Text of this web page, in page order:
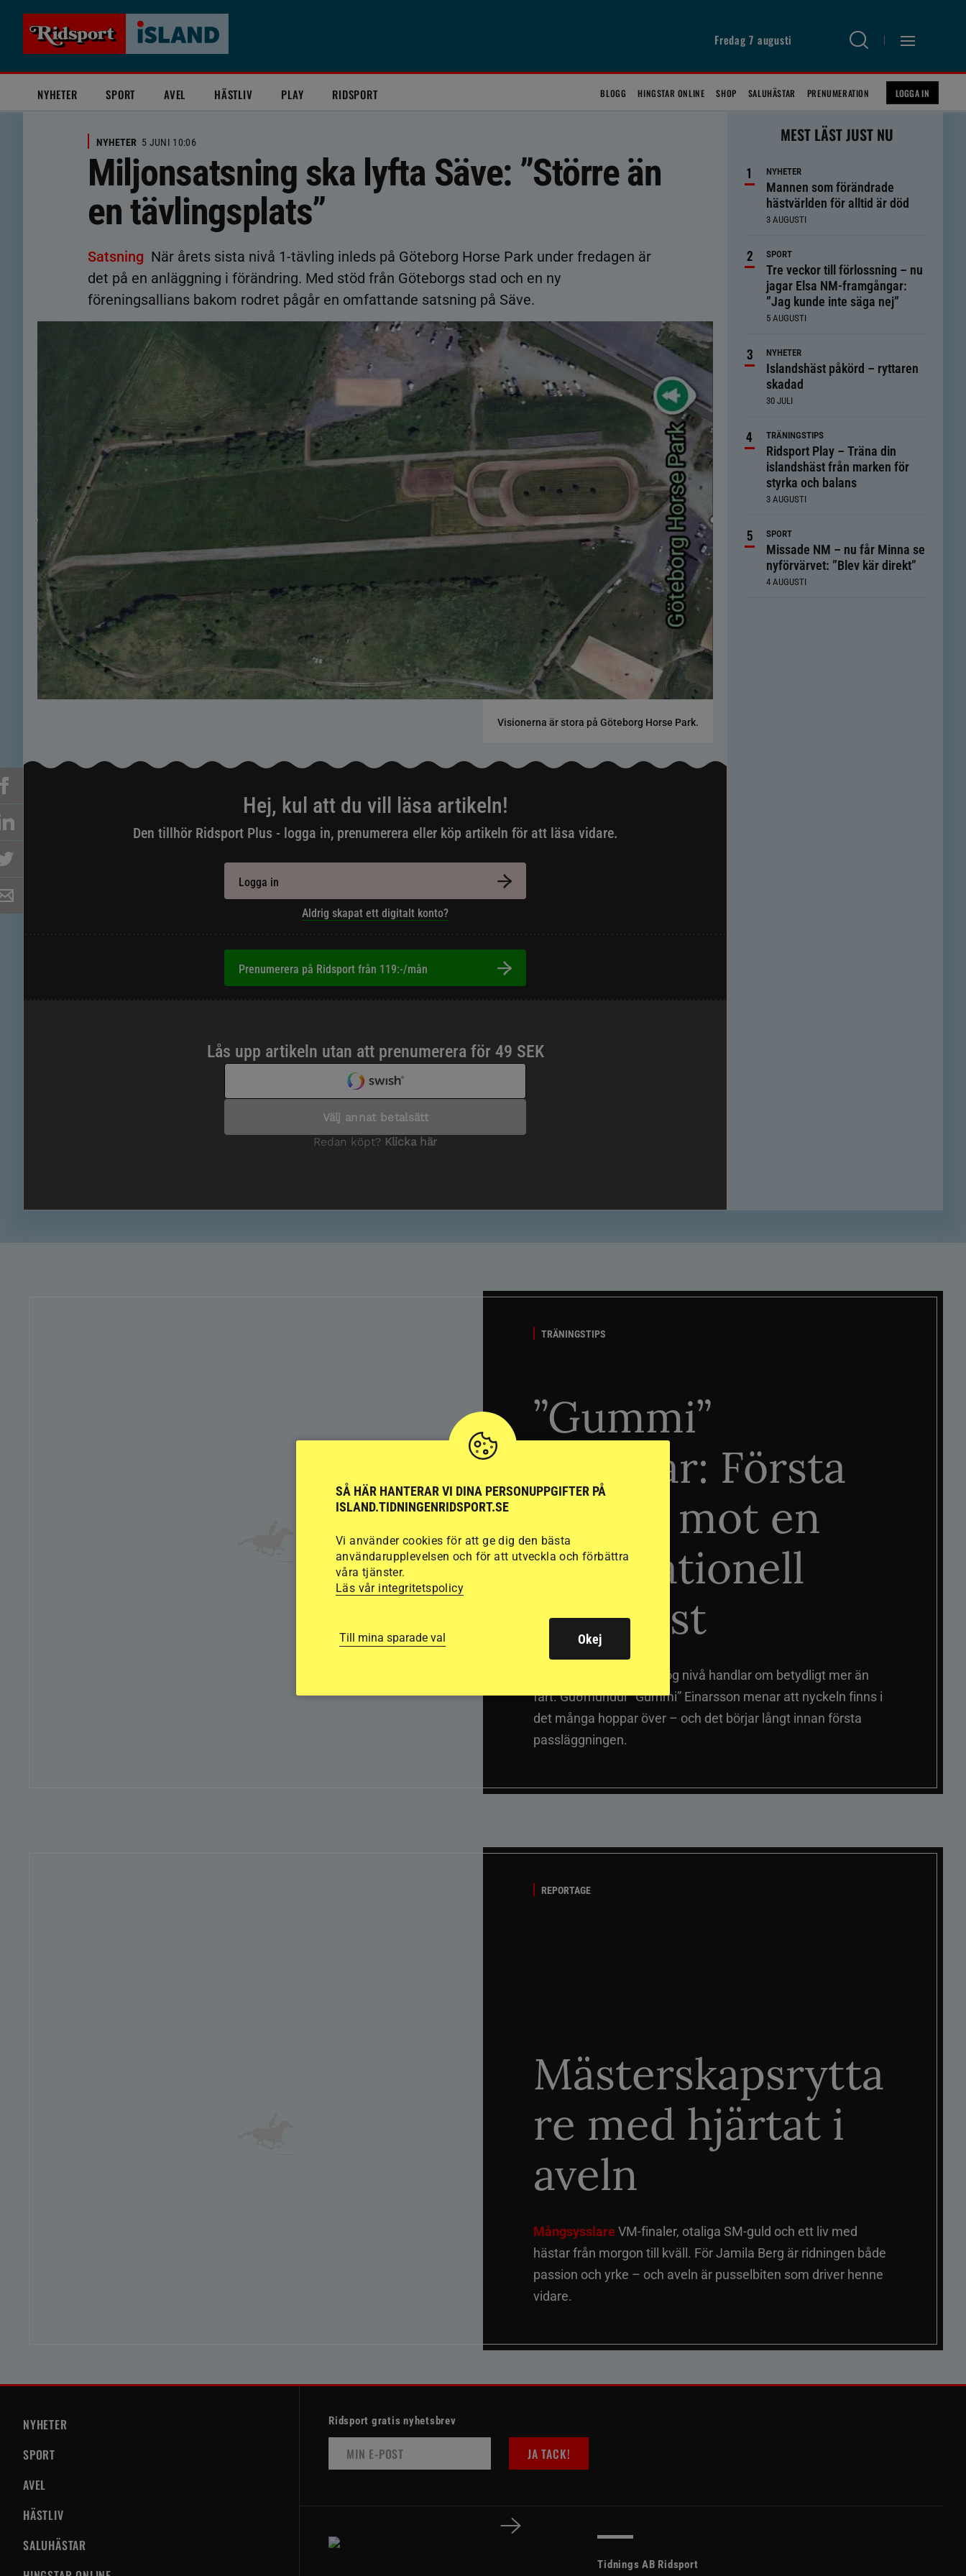
Fredag 7 augusti
NYHETER SPORT AVEL HÄSTLIV PLAY RIDSPORT BLOGG HINGSTAR ONLINE SHOP SALUHÄSTAR PRENUMERATION LOGGA IN
NYHETER 5 JUNI 10:06
Miljonsatsning ska lyfta Säve: ”Större än
en tävlingsplats”
Satsning När årets sista nivå 1-tävling inleds på Göteborg Horse Park under fredagen är
det på en anläggning i förändring. Med stöd från Göteborgs stad och en ny
föreningsallians bakom rodret pågår en omfattande satsning på Säve.
Visionerna är stora på Göteborg Horse Park.
Hej, kul att du vill läsa artikeln!
Den tillhör Ridsport Plus - logga in, prenumerera eller köp artikeln för att läsa vidare.
Logga in
Aldrig skapat ett digitalt konto?
Prenumerera på Ridsport från 119:-/mån
MEST LÄST JUST NU
NYHETER
Mannen som förändrade
hästvärlden för alltid är död
3 AUGUSTI
SPORT
Tre veckor till förlossning – nu
jagar Elsa NM-framgångar:
”Jag kunde inte säga nej”
5 AUGUSTI
NYHETER
Islandshäst påkörd – ryttaren
skadad
30 JULI
TRÄNINGSTIPS
Ridsport Play – Träna din
islandshäst från marken för
styrka och balans
3 AUGUSTI
SPORT
Missade NM – nu får Minna se
nyförvärvet: ”Blev kär direkt”
4 AUGUSTI
TRÄNINGSTIPS
”Gummi”
berättar: Första
stegen mot en
internationell
passhäst
Att rida pass på hög nivå handlar om betydligt mer än
fart. Guðmundur “Gummi” Einarsson menar att nyckeln finns i
det många hoppar över – och det börjar långt innan första
passläggningen.
REPORTAGE
Mästerskapsrytta
re med hjärtat i
aveln
MångsysslareVM-finaler, otaliga SM-guld och ett liv med
hästar från morgon till kväll. För Jamila Berg är ridningen både
passion och yrke – och aveln är pusselbiten som driver henne
vidare.
NYHETER
SPORT
AVEL
HÄSTLIV
SALUHÄSTAR
Ridsport gratis nyhetsbrev
JA TACK!
Tidnings AB Ridsport
SÅ HÄR HANTERAR VI DINA PERSONUPPGIFTER PÅ
ISLAND.TIDNINGENRIDSPORT.SE
Vi använder cookies för att ge dig den bästa
användarupplevelsen och för att utveckla och förbättra
våra tjänster.
Läs vår integritetspolicy
Till mina sparade val Okej